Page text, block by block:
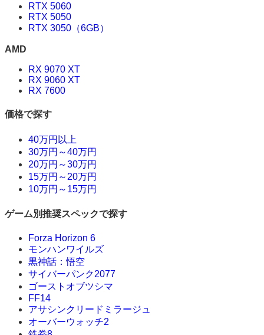
RTX 5060
RTX 5050
RTX 3050（6GB）
AMD
RX 9070 XT
RX 9060 XT
RX 7600
価格で探す
40万円以上
30万円～40万円
20万円～30万円
15万円～20万円
10万円～15万円
ゲーム別推奨スペックで探す
Forza Horizon 6
モンハンワイルズ
黒神話：悟空
サイバーパンク2077
ゴーストオブツシマ
FF14
アサシンクリードミラージュ
オーバーウォッチ2